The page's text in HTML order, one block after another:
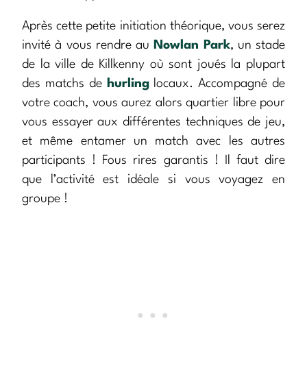
Après cette petite initiation théorique, vous serez
invité à vous rendre au Nowlan Park, un stade
de la ville de Killkenny où sont joués la plupart
des matchs de hurlinglocaux. Accompagné de
votre coach, vous aurez alors quartier libre pour
vous essayer aux différentes techniques de jeu,
et même entamer un match avec les autres
participants ! Fous rires garantis ! Il faut dire
que l’activité est idéale si vous voyagez en
groupe !